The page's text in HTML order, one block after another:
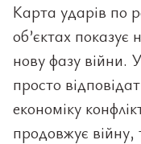
Карта ударів по
об’єктах
нову фазу війни.
просто
економіку
продовжує